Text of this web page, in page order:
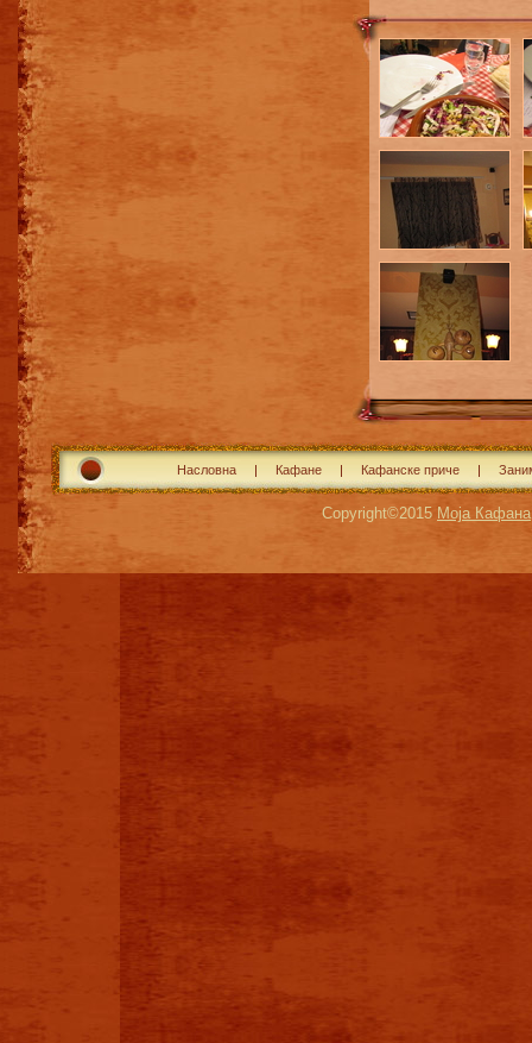
Насловна Кафане Кафанске приче
Copyright©2015 Моја Кафана